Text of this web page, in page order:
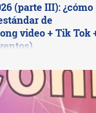
(parte III): ¿cómo
de
video + Tik Tok